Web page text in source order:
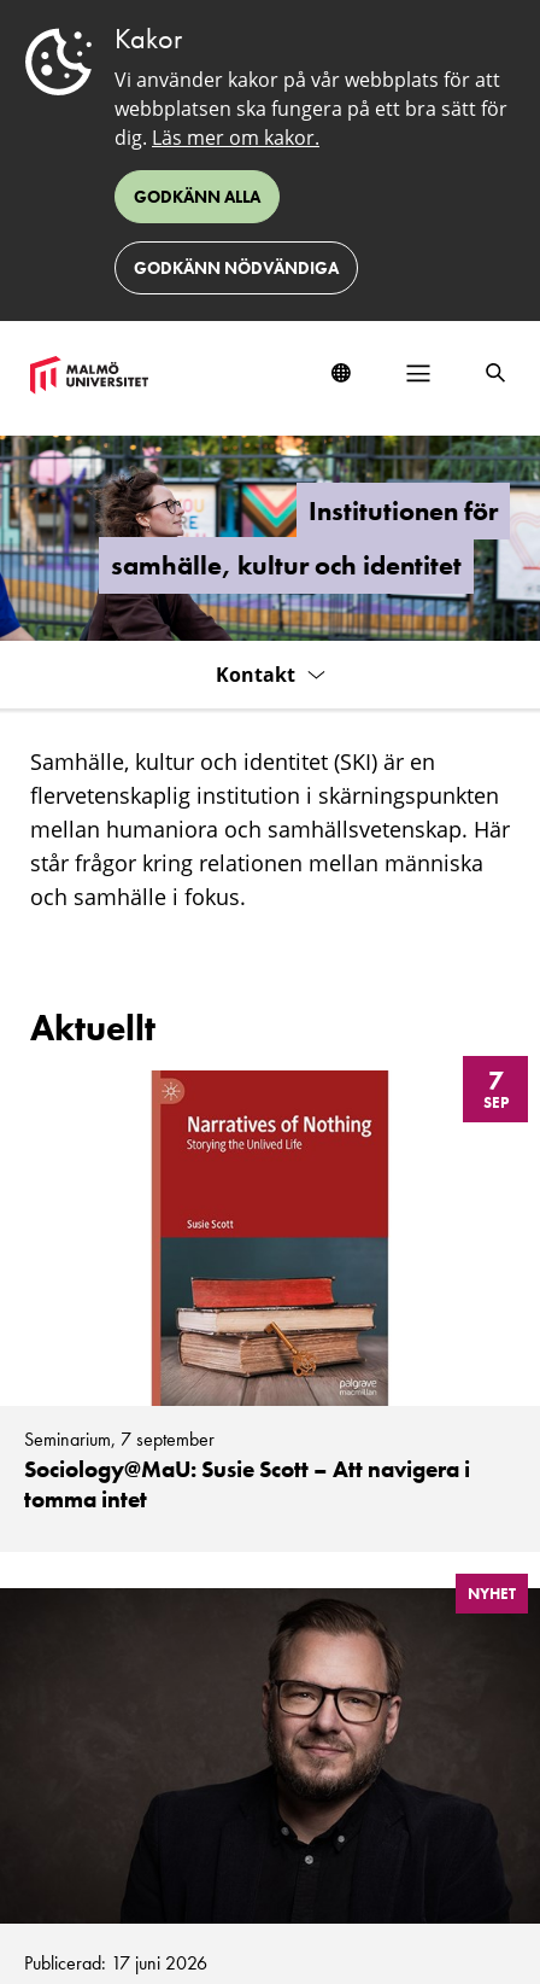
Kakor
Vi använder kakor på vår webbplats för att
webbplatsen ska fungera på ett bra sätt för
dig. Läs mer om kakor.
GODKÄNN ALLA
GODKÄNN NÖDVÄNDIGA
Institutionen
för
samhälle,
kultur
och
identitet
Institutionen för
samhälle, kultur och identitet
Kontakt
Samhälle, kultur och identitet (SKI) är en
flervetenskaplig institution i skärningspunkten
mellan humaniora och samhällsvetenskap. Här
står frågor kring relationen mellan människa
och samhälle i fokus.
Aktuellt
7
SEP
Seminarium, 7 september
Sociology@MaU: Susie Scott – Att navigera i
tomma intet
NYHET
Publicerad: 17 juni 2026